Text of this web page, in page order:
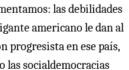
las debilidades
americano le dan al
progresista en ese país,
las socialdemocracias